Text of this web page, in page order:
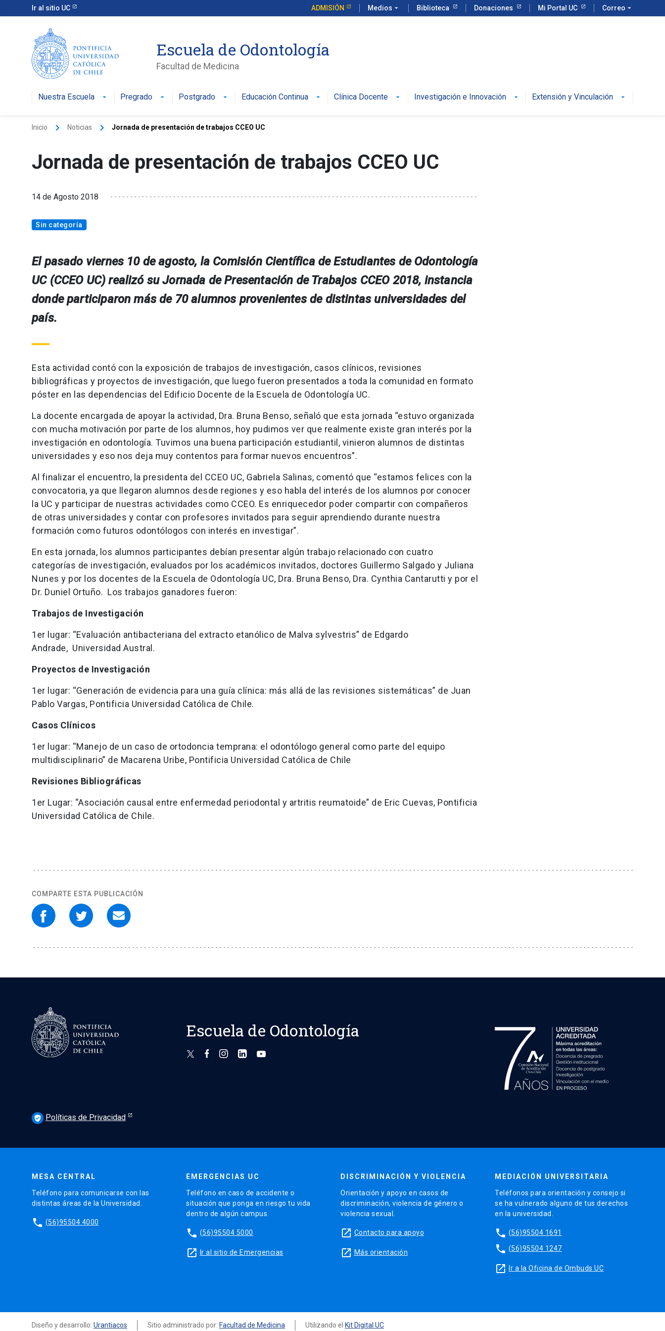
Ir al sitio UC ADMISIÓN Medios arrow_drop_down Biblioteca Donaciones Mi Portal UC Correo arrow_drop_down
Escuela de Odontología
Facultad de Medicina
Nuestra Escuela Pregrado Postgrado Educación Continua Clínica Docente Investigación e Innovación Extensión y Vinculación
Inicio keyboard_arrow_right Noticias keyboard_arrow_right Jornada de presentación de trabajos CCEO UC
Jornada de presentación de trabajos CCEO UC
14 de Agosto 2018
Sin categoría
El pasado viernes 10 de agosto, la Comisión Científica de Estudiantes de Odontología
UC (CCEO UC) realizó su Jornada de Presentación de Trabajos CCEO 2018, instancia
donde participaron más de 70 alumnos provenientes de distintas universidades del
país.
Esta actividad contó con la exposición de trabajos de investigación, casos clínicos, revisiones
bibliográficas y proyectos de investigación, que luego fueron presentados a toda la comunidad en formato
póster en las dependencias del Edificio Docente de la Escuela de Odontología UC.
La docente encargada de apoyar la actividad, Dra. Bruna Benso, señaló que esta jornada “estuvo organizada
con mucha motivación por parte de los alumnos, hoy pudimos ver que realmente existe gran interés por la
investigación en odontología. Tuvimos una buena participación estudiantil, vinieron alumnos de distintas
universidades y eso nos deja muy contentos para formar nuevos encuentros”.
Al finalizar el encuentro, la presidenta del CCEO UC, Gabriela Salinas, comentó que “estamos felices con la
convocatoria, ya que llegaron alumnos desde regiones y eso habla del interés de los alumnos por conocer
la UC y participar de nuestras actividades como CCEO. Es enriquecedor poder compartir con compañeros
de otras universidades y contar con profesores invitados para seguir aprendiendo durante nuestra
formación como futuros odontólogos con interés en investigar”.
En esta jornada, los alumnos participantes debían presentar algún trabajo relacionado con cuatro
categorías de investigación, evaluados por los académicos invitados, doctores Guillermo Salgado y Juliana
Nunes y por los docentes de la Escuela de Odontología UC, Dra. Bruna Benso, Dra. Cynthia Cantarutti y por el
Dr. Duniel Ortuño. Los trabajos ganadores fueron:
Trabajos de Investigación
1er lugar: “Evaluación antibacteriana del extracto etanólico de Malva sylvestris” de Edgardo
Andrade, Universidad Austral.
Proyectos de Investigación
1er lugar: “Generación de evidencia para una guía clínica: más allá de las revisiones sistemáticas” de Juan
Pablo Vargas, Pontificia Universidad Católica de Chile.
Casos Clínicos
1er lugar: “Manejo de un caso de ortodoncia temprana: el odontólogo general como parte del equipo
multidisciplinario” de Macarena Uribe, Pontificia Universidad Católica de Chile
Revisiones Bibliográficas
1er Lugar: “Asociación causal entre enfermedad periodontal y artritis reumatoide” de Eric Cuevas, Pontificia
Universidad Católica de Chile.
COMPARTE ESTA PUBLICACIÓN
Escuela de Odontología
verified_user Políticas de Privacidad
MESA CENTRAL
Teléfono para comunicarse con las
distintas áreas de la Universidad.
phone (56)95504 4000
EMERGENCIAS UC
Teléfono en caso de accidente o
situación que ponga en riesgo tu vida
dentro de algún campus.
phone (56)95504 5000
launch Ir al sitio de Emergencias
DISCRIMINACIÓN Y VIOLENCIA
Orientación y apoyo en casos de
discriminación, violencia de género o
violencia sexual.
launch Contacto para apoyo
launch Más orientación
MEDIACIÓN UNIVERSITARIA
Teléfonos para orientación y consejo si
se ha vulnerado alguno de tus derechos
en la universidad.
phone (56)95504 1691
phone (56)95504 1247
launch Ir a la Oficina de Ombuds UC
Diseño y desarrollo: Urantiacos Sitio administrado por: Facultad de Medicina Utilizando el Kit Digital UC